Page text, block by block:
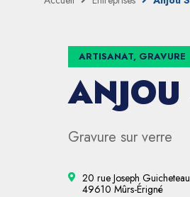
ARTISANAT, GRAVURE
ANJOU
Gravure sur verre
20 rue Joseph Guicheteau
49610 Mûrs-Érigné